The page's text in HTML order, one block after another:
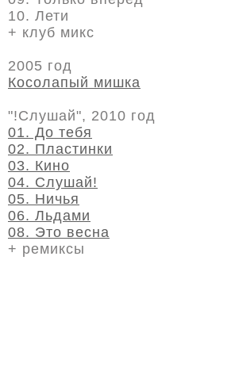
10. Лети
+ клуб микс
2005 год
Косолапый мишка
"!Слушай", 2010 год
01. До тебя
02. Пластинки
03. Кино
04. Слушай!
05. Ничья
06. Льдами
08. Это весна
+ ремиксы